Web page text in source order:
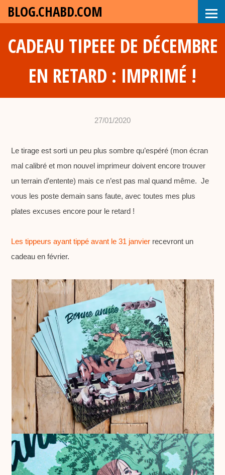
BLOG.CHABD.COM
CADEAU TIPEEE DE DÉCEMBRE
EN RETARD : IMPRIMÉ !
27/01/2020
h
a
b
d
Le tirage est sorti un peu plus sombre qu’espéré (mon écran
mal calibré et mon nouvel imprimeur doivent encore trouver
un terrain d’entente) mais ce n’est pas mal quand même. Je
vous les poste demain sans faute, avec toutes mes plus
plates excuses encore pour le retard !
Les tippeurs ayant tippé avant le 31 janvier recevront un
cadeau en février.